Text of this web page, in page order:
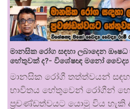
මානසික රෝග සඳහා ලබාදෙන
හේතුවක් ද?- විශේෂඥ මනෝ
මානසික රෝගී තත්ත්වයන්
භාවිතය හේතුවෙන් රෝගීන්
ප්‍රචණ්ඩත්වයට යොමු විය හැකි